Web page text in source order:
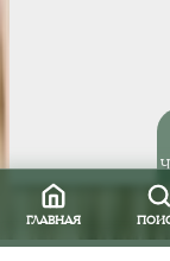
ГЛАВНАЯ